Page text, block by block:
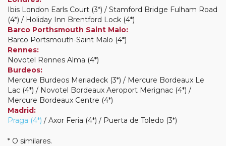
Ibis London Earls Court (3*) / Stamford Bridge Fulham Road
(4*) / Holiday Inn Brentford Lock (4*)
Barco Porthsmouth Saint Malo:
Barco Portsmouth-Saint Malo (4*)
Rennes:
Novotel Rennes Alma (4*)
Burdeos:
Mercure Burdeos Meriadeck (3*) / Mercure Bordeaux Le
Lac (4*) / Novotel Bordeaux Aeroport Merignac (4*) /
Mercure Bordeaux Centre (4*)
Madrid:
Praga (4*) / Axor Feria (4*) / Puerta de Toledo (3*)
* O similares.